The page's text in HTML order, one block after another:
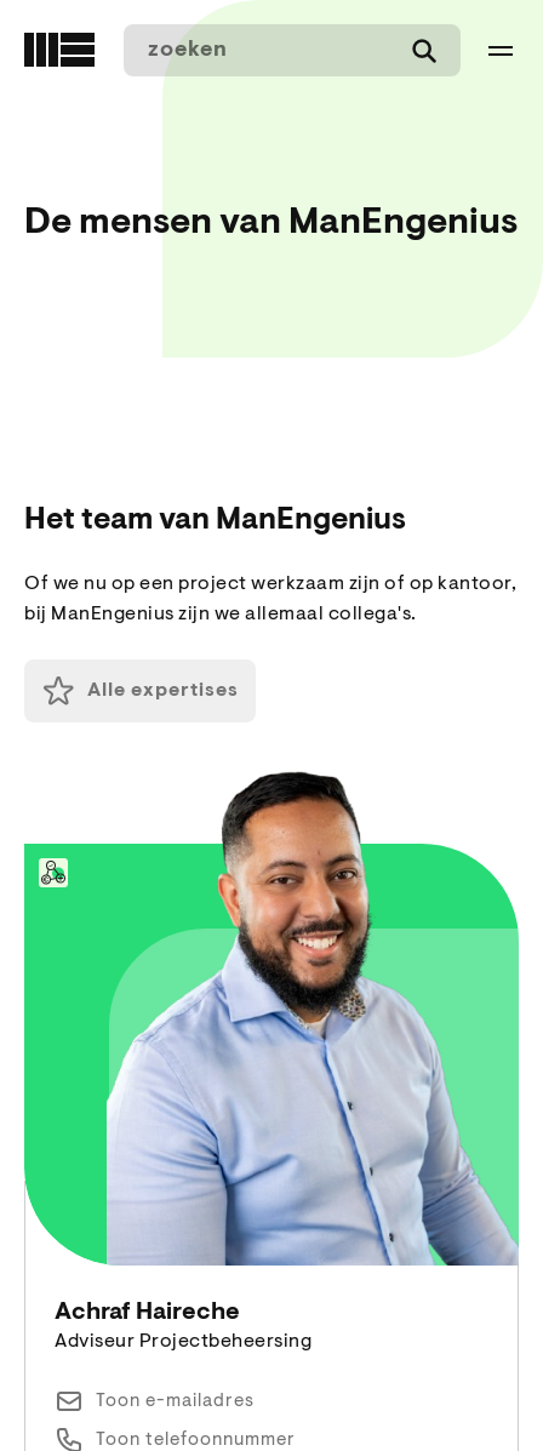
inhoud
De mensen van ManEngenius
Het team van ManEngenius
Of we nu op een project werkzaam zijn of op kantoor,
bij ManEngenius zijn we allemaal collega's.
Alle expertises
Achraf Haireche
Adviseur Projectbeheersing
Toon e-mailadres
Toon telefoonnummer